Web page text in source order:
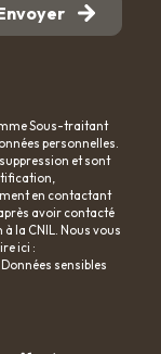
Sous-traitant
personnelles.
et sont
en contactant
avoir contacté
la CNIL. Nous vous
ici :
sensibles